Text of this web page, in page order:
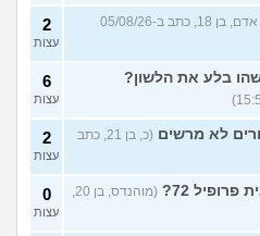
6
עצות
בן
9
עצות
3
עצות
8
עצות
(בן אדם, בן 18, כתב ב-05/08/26
2
עצות
בלע את הלשון? 6
עצות
לא מרשים
(כ, בן 21, כתב
2
עצות
72?
(מוהנדס, בן 20,
0
עצות